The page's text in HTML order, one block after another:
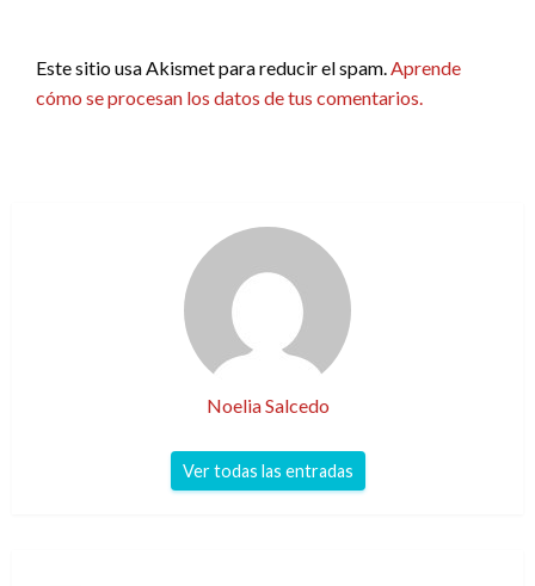
Este sitio usa Akismet para reducir el spam.Aprende
cómo se procesan los datos de tus comentarios.
Noelia Salcedo
Ver todas las entradas